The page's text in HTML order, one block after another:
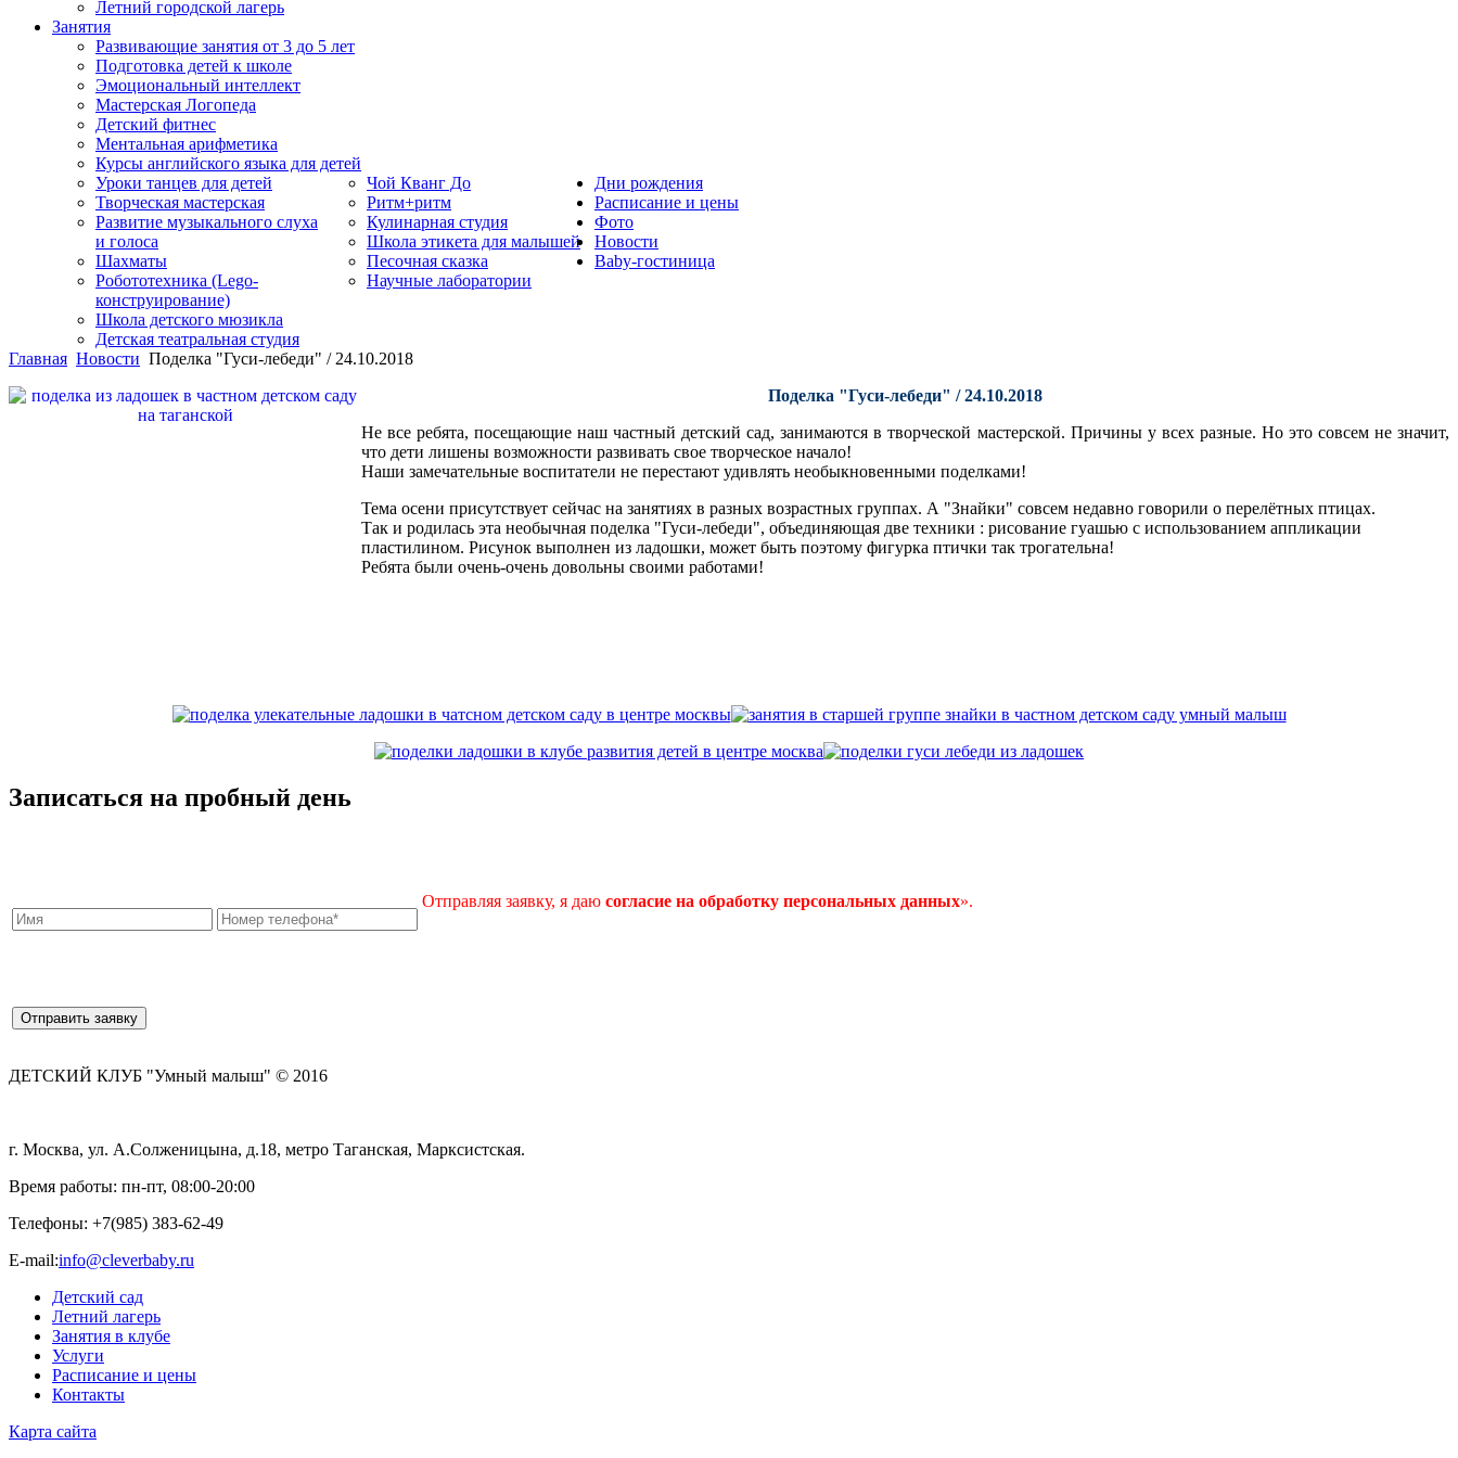
Летний городской лагерь
Занятия
Развивающие занятия от 3 до 5 лет
Подготовка детей к школе
Эмоциональный интеллект
Мастерская Логопеда
Детский фитнес
Ментальная арифметика
Курсы английского языка для детей
Уроки танцев для детей
Творческая мастерская
Развитие музыкального слуха
и голоса
Шахматы
Робототехника (Lego-
конструирование)
Школа детского мюзикла
Детская театральная студия
Чой Кванг До
Ритм+ритм
Кулинарная студия
Школа этикета для малышей
Песочная сказка
Научные лаборатории
Дни рождения
Расписание и цены
Фото
Новости
Baby-гостиница
Главная Новости Поделка "Гуси-лебеди" / 24.10.2018
Поделка "Гуси-лебеди" / 24.10.2018
Не все ребята, посещающие наш частный детский сад, занимаются в творческой мастерской. Причины у всех разные. Но это совсем не значит,
что дети лишены возможности развивать свое творческое начало!
Наши замечательные воспитатели не перестают удивлять необыкновенными поделками!
Тема осени присутствует сейчас на занятиях в разных возрастных группах. А "Знайки" совсем недавно говорили о перелётных птицах.
Так и родилась эта необычная поделка "Гуси-лебеди", объединяющая две техники : рисование гуашью с использованием аппликации
пластилином. Рисунок выполнен из ладошки, может быть поэтому фигурка птички так трогательна!
Ребята были очень-очень довольны своими работами!
Записаться на пробный день
Отправляя заявку, я даю согласие на обработку персональных данных».
ДЕТСКИЙ КЛУБ "Умный малыш" © 2016
г. Москва, ул. А.Солженицына, д.18, метро Таганская, Марксистская.
Время работы: пн-пт, 08:00-20:00
Телефоны: +7(985) 383-62-49
E-mail:info@cleverbaby.ru
Детский сад
Летний лагерь
Занятия в клубе
Услуги
Расписание и цены
Контакты
Карта cайта